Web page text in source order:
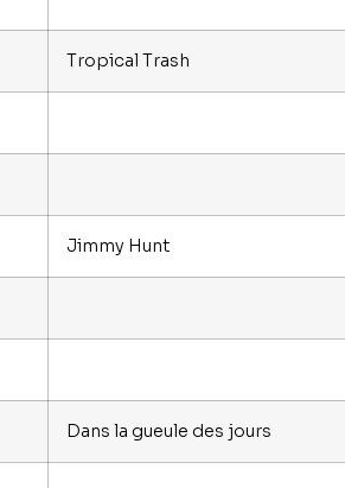
Tropical Trash
Jimmy Hunt
Dans la gueule des jours